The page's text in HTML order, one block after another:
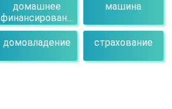
домашнее
финансировани
е
машина
домовладение страхование